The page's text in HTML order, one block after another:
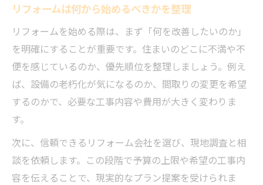
フルリフォーム後は何年住めるかの目安
リフォーム後の耐用年数を延ばす工夫
今後も安心できるメンテナンス計画方法
リフォームで住み心地を向上させる工夫
リフォーム工程で生じる期間や注意点
工事中に発生しやすい遅延の原因と対策
工程表で分かるリフォーム進行のコツ
打ち合わせで意識すべき工程の確認方法
リフォームは何から始めるべきかを整理
リフォームを始める際は、まず「何を改善したいのか」
を明確にすることが重要です。住まいのどこに不満や不
便を感じているのか、優先順位を整理しましょう。例え
ば、設備の老朽化が気になるのか、間取りの変更を希望
するのかで、必要な工事内容や費用が大きく変わりま
す。
次に、信頼できるリフォーム会社を選び、現地調査と相
談を依頼します。この段階で予算の上限や希望の工事内
容を伝えることで、現実的なプラン提案を受けられま